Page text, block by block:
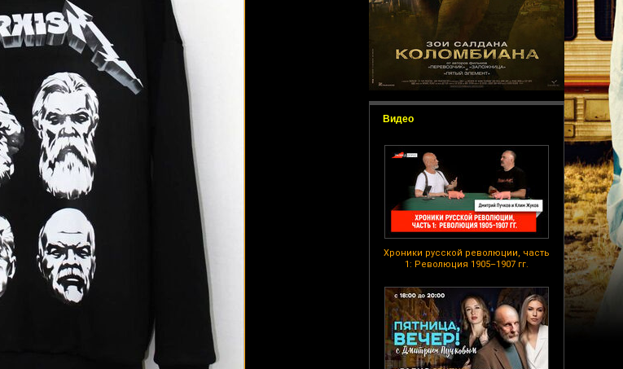
Видео
Хроники русской революции, часть
1: Революция 1905–1907 гг.